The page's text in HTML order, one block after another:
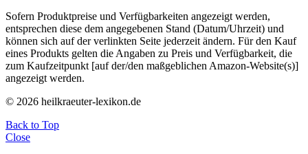
Sofern Produktpreise und Verfügbarkeiten angezeigt werden,
entsprechen diese dem angegebenen Stand (Datum/Uhrzeit) und
können sich auf der verlinkten Seite jederzeit ändern. Für den Kauf
eines Produkts gelten die Angaben zu Preis und Verfügbarkeit, die
zum Kaufzeitpunkt [auf der/den maßgeblichen Amazon-Website(s)]
angezeigt werden.
© 2026 heilkraeuter-lexikon.de
Back to Top
Close